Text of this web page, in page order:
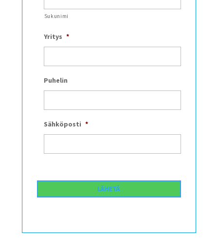
Sukunimi
Yritys *
Puhelin
Sähköposti *